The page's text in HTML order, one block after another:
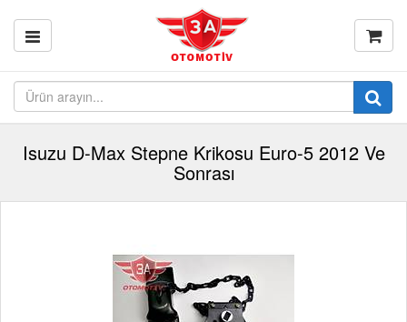
Isuzu D-Max Stepne Krikosu Euro-5 2012 Ve
Sonrası